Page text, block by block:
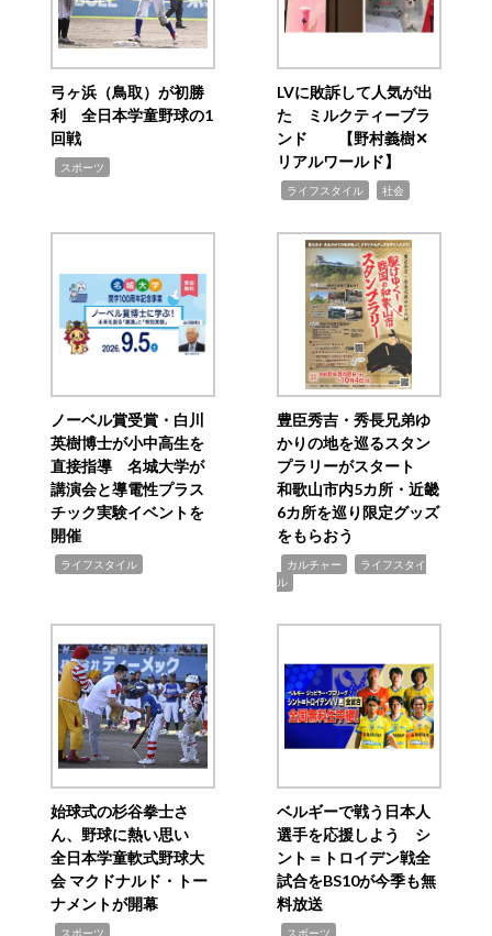
弓ヶ浜（鳥取）が初勝
利 全日本学童野球の1
回戦
スポーツ
LVに敗訴して人気が出
た ミルクティーブラ
ンド 【野村義樹✕
リアルワールド】
ライフスタイル 社会
ノーベル賞受賞・白川
英樹博士が小中高生を
直接指導 名城大学が
講演会と導電性プラス
チック実験イベントを
開催
ライフスタイル
豊臣秀吉・秀長兄弟ゆ
かりの地を巡るスタン
プラリーがスタート
和歌山市内5カ所・近畿
6カ所を巡り限定グッズ
をもらおう
カルチャー
ライフスタイ
ル
始球式の杉谷拳士さ
ん、野球に熱い思い
全日本学童軟式野球大
会 マクドナルド・トー
ナメントが開幕
スポーツ
ベルギーで戦う日本人
選手を応援しよう シ
ント＝トロイデン戦全
試合をBS10が今季も無
料放送
スポーツ